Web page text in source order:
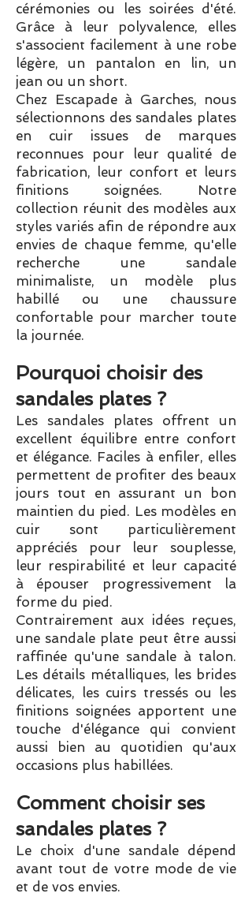
cérémonies ou les soirées d'été.
Grâce à leur polyvalence, elles
s'associent facilement à une robe
légère, un pantalon en lin, un
jean ou un short.
Chez Escapade à Garches, nous
sélectionnons des sandales plates
en cuir issues de marques
reconnues pour leur qualité de
fabrication, leur confort et leurs
finitions soignées. Notre
collection réunit des modèles aux
styles variés afin de répondre aux
envies de chaque femme, qu'elle
recherche une sandale
minimaliste, un modèle plus
habillé ou une chaussure
confortable pour marcher toute
la journée.
Pourquoi choisir des
sandales plates ?​
Les sandales plates offrent un
excellent équilibre entre confort
et élégance. Faciles à enfiler, elles
permettent de profiter des beaux
jours tout en assurant un bon
maintien du pied. Les modèles en
cuir sont particulièrement
appréciés pour leur souplesse,
leur respirabilité et leur capacité
à épouser progressivement la
forme du pied.
Contrairement aux idées reçues,
une sandale plate peut être aussi
raffinée qu'une sandale à talon.
Les détails métalliques, les brides
délicates, les cuirs tressés ou les
finitions soignées apportent une
touche d'élégance qui convient
aussi bien au quotidien qu'aux
occasions plus habillées.
Comment choisir ses
sandales plates ?
Le choix d'une sandale dépend
avant tout de votre mode de vie
et de vos envies.